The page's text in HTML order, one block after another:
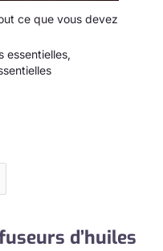
ce que vous devez
essentielles,
d’huiles